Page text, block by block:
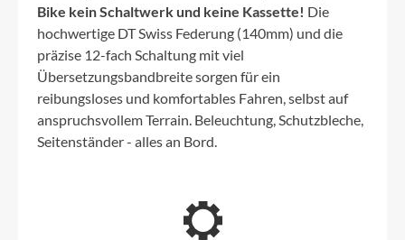
Bike kein Schaltwerk und keine Kassette! Die
hochwertige DT Swiss Federung (140mm) und die
präzise 12-fach Schaltung mit viel
Übersetzungsbandbreite sorgen für ein
reibungsloses und komfortables Fahren, selbst auf
anspruchsvollem Terrain. Beleuchtung, Schutzbleche,
Seitenständer - alles an Bord.